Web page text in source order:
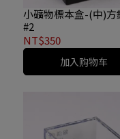
小礦物標本盒-(中)方
#2
NT$350
加入购物车